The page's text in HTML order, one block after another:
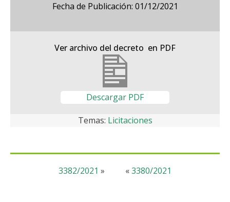
Fecha de Publicación: 01/12/2021
Ver archivo del decreto en PDF
Descargar PDF
Temas: Licitaciones
«3380/2021
3382/2021 »